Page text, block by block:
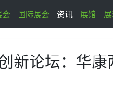
会 国际展会 资讯 展馆
新论坛：华